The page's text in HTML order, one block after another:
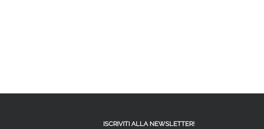
ISCRIVITI ALLA NEWSLETTER!